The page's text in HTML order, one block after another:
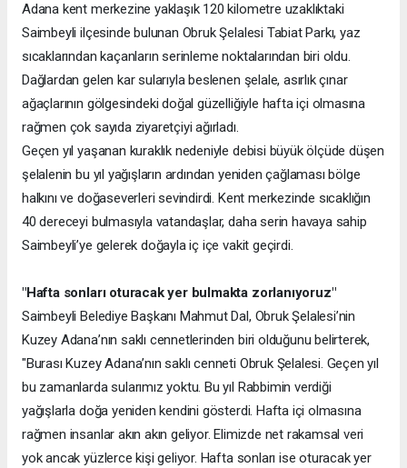
Adana kent merkezine yaklaşık 120 kilometre uzaklıktaki
Saimbeyli ilçesinde bulunan Obruk Şelalesi Tabiat Parkı, yaz
sıcaklarından kaçanların serinleme noktalarından biri oldu.
Dağlardan gelen kar sularıyla beslenen şelale, asırlık çınar
ağaçlarının gölgesindeki doğal güzelliğiyle hafta içi olmasına
rağmen çok sayıda ziyaretçiyi ağırladı.
Geçen yıl yaşanan kuraklık nedeniyle debisi büyük ölçüde düşen
şelalenin bu yıl yağışların ardından yeniden çağlaması bölge
halkını ve doğaseverleri sevindirdi. Kent merkezinde sıcaklığın
40 dereceyi bulmasıyla vatandaşlar, daha serin havaya sahip
Saimbeyli’ye gelerek doğayla iç içe vakit geçirdi.
"Hafta sonları oturacak yer bulmakta zorlanıyoruz"
Saimbeyli Belediye Başkanı Mahmut Dal, Obruk Şelalesi’nin
Kuzey Adana’nın saklı cennetlerinden biri olduğunu belirterek,
"Burası Kuzey Adana’nın saklı cenneti Obruk Şelalesi. Geçen yıl
bu zamanlarda sularımız yoktu. Bu yıl Rabbimin verdiği
yağışlarla doğa yeniden kendini gösterdi. Hafta içi olmasına
rağmen insanlar akın akın geliyor. Elimizde net rakamsal veri
yok ancak yüzlerce kişi geliyor. Hafta sonları ise oturacak yer